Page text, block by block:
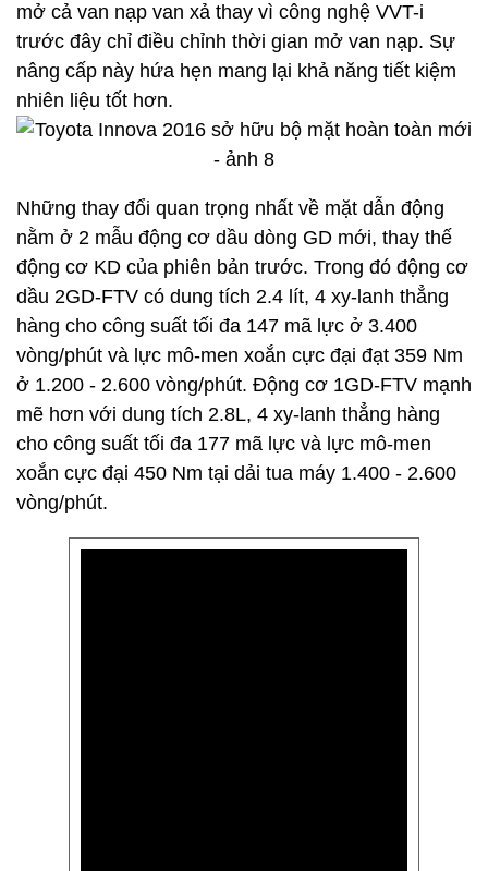
mở cả van nạp van xả thay vì công nghệ VVT-i
trước đây chỉ điều chỉnh thời gian mở van nạp. Sự
nâng cấp này hứa hẹn mang lại khả năng tiết kiệm
nhiên liệu tốt hơn.
Những thay đổi quan trọng nhất về mặt dẫn động
nằm ở 2 mẫu động cơ dầu dòng GD mới, thay thế
động cơ KD của phiên bản trước. Trong đó động cơ
dầu 2GD-FTV có dung tích 2.4 lít, 4 xy-lanh thẳng
hàng cho công suất tối đa 147 mã lực ở 3.400
vòng/phút và lực mô-men xoắn cực đại đạt 359 Nm
ở 1.200 - 2.600 vòng/phút. Động cơ 1GD-FTV mạnh
mẽ hơn với dung tích 2.8L, 4 xy-lanh thẳng hàng
cho công suất tối đa 177 mã lực và lực mô-men
xoắn cực đại 450 Nm tại dải tua máy 1.400 - 2.600
vòng/phút.